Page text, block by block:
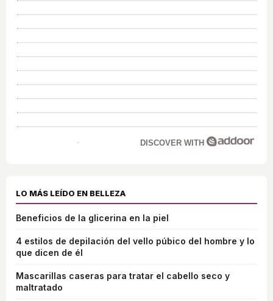
DISCOVER WITH
LO MÁS LEÍDO EN BELLEZA
Beneficios de la glicerina en la piel
4 estilos de depilación del vello púbico del hombre y lo
que dicen de él
Mascarillas caseras para tratar el cabello seco y
maltratado